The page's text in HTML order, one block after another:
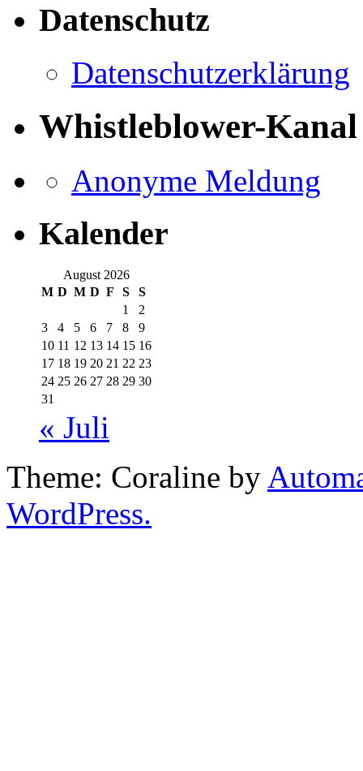
Datenschutz
Datenschutzerklärung
Whistleblower-Kanal
Anonyme Meldung
Kalender
August 2026
M D M D F S
S
1
2
3
4 5 6 7 8
9
10 11 12 13 14 15 16
17 18 19 20 21 22 23
24 25 26 27 28 29 30
31
« Juli
Theme: Coraline by
WordPress.